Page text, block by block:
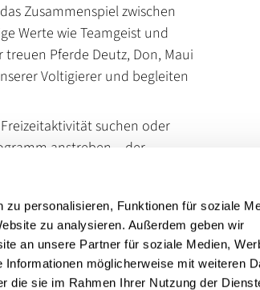
personalisieren, Funktionen für soziale
zu analysieren. Außerdem geben wir
an unsere Partner für soziale Medien,
möglicherweise mit weiteren
die sie im Rahmen Ihrer Nutzung der
Zusammenspiel zwischen
Werte wie Teamgeist und
Pferde Deutz, Don, Maui
Voltigierer und begleiten
suchen oder
anstreben – der
und freundlichen